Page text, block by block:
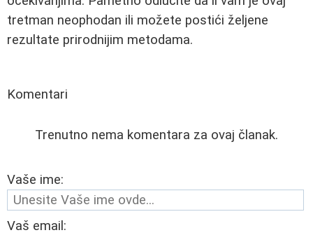
tretman neophodan ili možete postići željene
rezultate prirodnijim metodama.
Komentari
Trenutno nema komentara za ovaj članak.
Vaše ime:
Vaš email: